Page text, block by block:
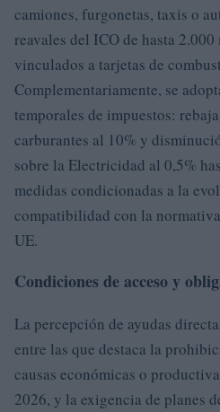
camiones, furgonetas, taxis o
reavales del ICO de hasta
vinculados a tarjetas de
Complementariamente, se
temporales de impuestos:
carburantes al 10% y
sobre la Electricidad al 0,5%
medidas condicionadas a la
compatibilidad con la
UE.
Condiciones de acceso y
La percepción de ayudas
entre las que destaca la
causas económicas o
2026, y la exigencia de planes